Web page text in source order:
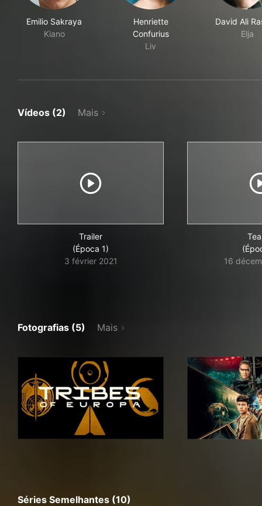
Emilio Sakraya
Kiano
Henriette
Confurius
Liv
David Ali
Elja
Vídeos (2) Mais
Trailer
(Época 1)
3 février 2021
16
Fotografias (5) Mais
Séries Semelhantes (10)